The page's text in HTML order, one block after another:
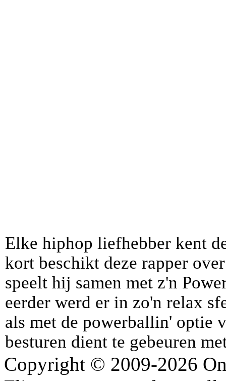
Elke hiphop liefhebber kent
kort beschikt deze rapper
speelt hij samen met z'n
eerder werd er in zo'n relax
als met de powerballin' optie
besturen dient te gebeuren
Copyright © 2009-2026